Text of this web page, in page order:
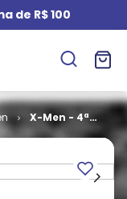
de R$ 100
X-Men - 4ª
Série # 13